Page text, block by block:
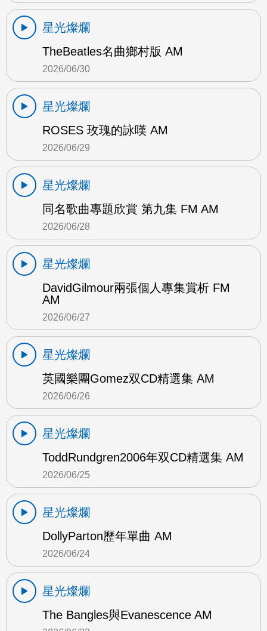
星光燦爛
TheBeatles名曲鄉村版 AM
2026/06/30
星光燦爛
ROSES 玫瑰的詠嘆 AM
2026/06/29
星光燦爛
同名歌曲專題欣賞 第九集 FM AM
2026/06/28
星光燦爛
DavidGilmour兩張個人專集賞析 FM
AM
2026/06/27
星光燦爛
英國樂團Gomez双CD精選集 AM
2026/06/26
星光燦爛
ToddRundgren2006年双CD精選集 AM
2026/06/25
星光燦爛
DollyParton歷年單曲 AM
2026/06/24
星光燦爛
The Bangles與Evanescence AM